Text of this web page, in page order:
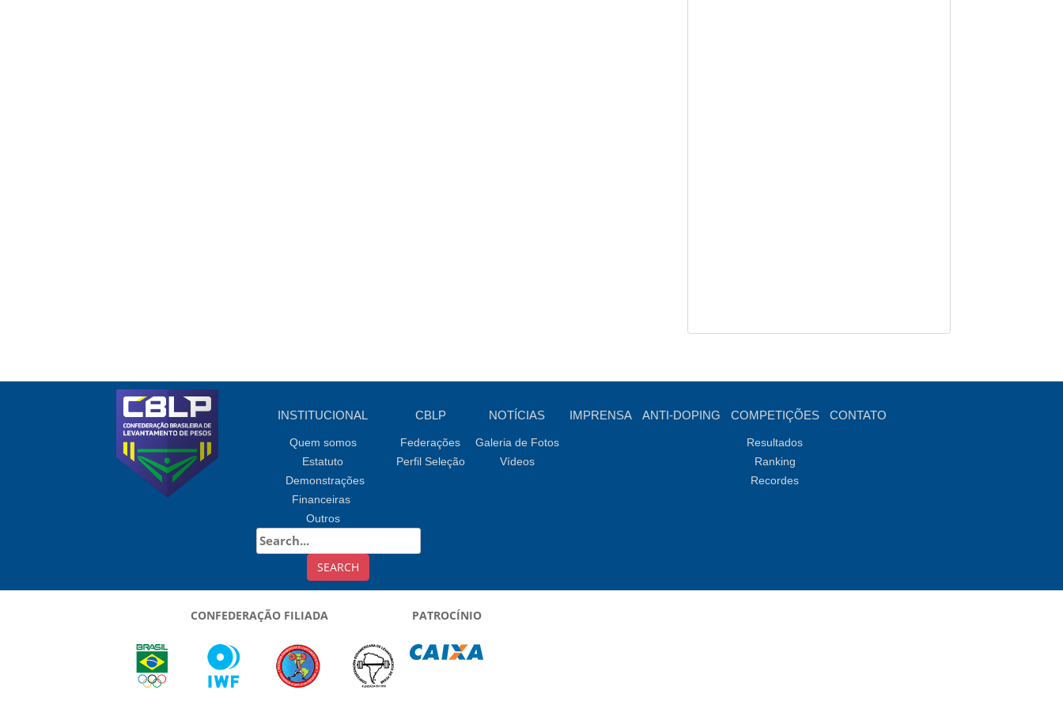
INSTITUCIONAL
Quem somos
Estatuto
Demonstrações
Financeiras
Outros
CBLP
Federações
Perfil Seleção
NOTÍCIAS
Galeria de Fotos
Vídeos
IMPRENSA ANTI-DOPING COMPETIÇÕES
Resultados
Ranking
Recordes
CONTATO
CONFEDERAÇÃO FILIADA PATROCÍNIO